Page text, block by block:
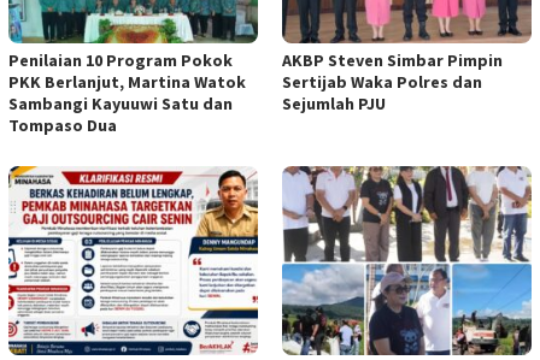
Penilaian 10 Program Pokok
PKK Berlanjut, Martina Watok
Sambangi Kayuuwi Satu dan
Tompaso Dua
AKBP Steven Simbar Pimpin
Sertijab Waka Polres dan
Sejumlah PJU